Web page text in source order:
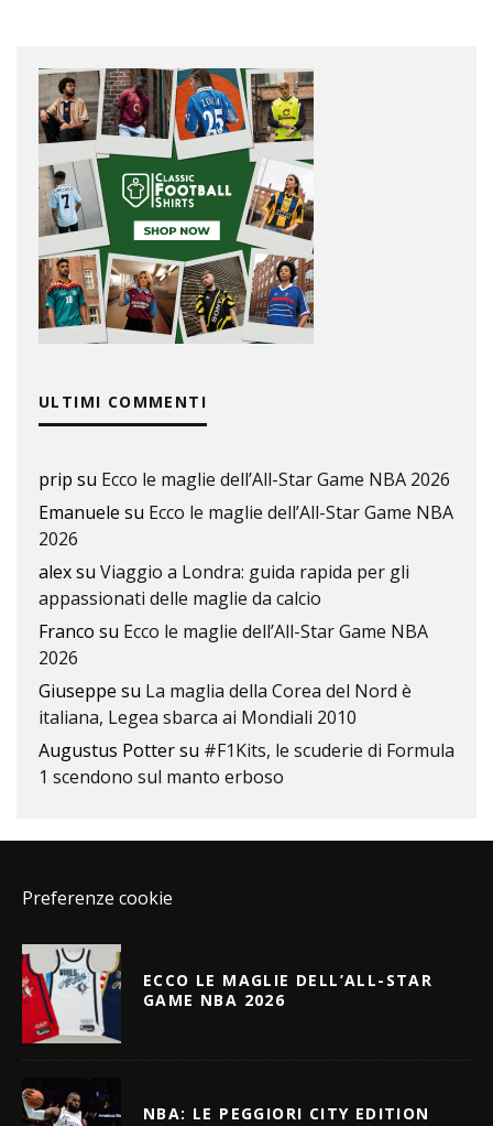
ULTIMI COMMENTI
prip su Ecco le maglie dell’All-Star Game NBA 2026
Emanuele su Ecco le maglie dell’All-Star Game NBA
2026
alexsu Viaggio a Londra: guida rapida per gli
appassionati delle maglie da calcio
Franco su Ecco le maglie dell’All-Star Game NBA
2026
Giuseppe su La maglia della Corea del Nord è
italiana, Legea sbarca ai Mondiali 2010
Augustus Pottersu #F1Kits, le scuderie di Formula
1 scendono sul manto erboso
Preferenze cookie
ECCO LE MAGLIE DELL’ALL-STAR
GAME NBA 2026
NBA: LE PEGGIORI CITY EDITION